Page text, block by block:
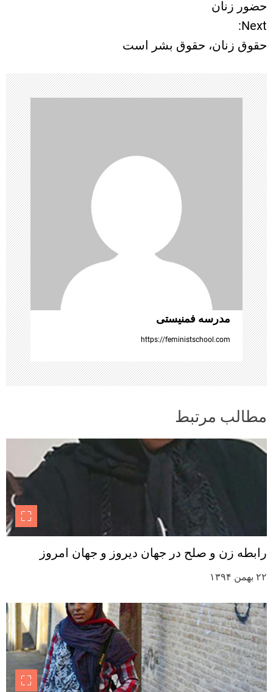
ه
ر
ی
ن
و
ش
ت
ه‌
ه
ا
حضور زنان
Next:
حقوق زنان، حقوق بشر است
مدرسه فمنیستی
https://feministschool.com
مطالب مرتبط
رابطه زن و صلح در جهان دیروز و جهان امروز
۲۲ بهمن ۱۳۹۴